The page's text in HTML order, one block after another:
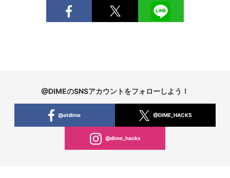
@DIMEのSNSアカウントをフォローしよう！
@atdime @DIME_HACKS
@dime_hacks